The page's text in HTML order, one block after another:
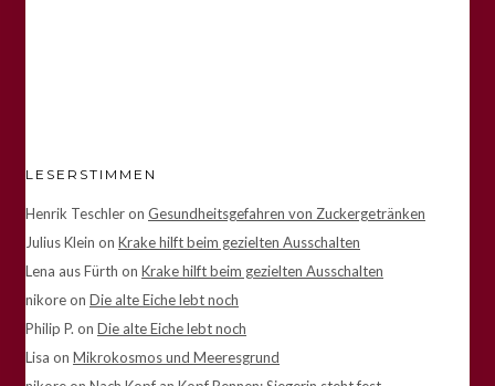
LESERSTIMMEN
Henrik Teschleron Gesundheitsgefahren von Zuckergetränken
Julius Klein on Krake hilft beim gezielten Ausschalten
Lena aus Fürth on Krake hilft beim gezielten Ausschalten
nikoreon Die alte Eiche lebt noch
Philip P. on Die alte Eiche lebt noch
Lisa on Mikrokosmos und Meeresgrund